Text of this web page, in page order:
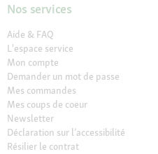
Nos services
Aide & FAQ
L'espace service
Mon compte
Demander un mot de passe
Mes commandes
Mes coups de coeur
Newsletter
Déclaration sur l’accessibilité
Résilier le contrat